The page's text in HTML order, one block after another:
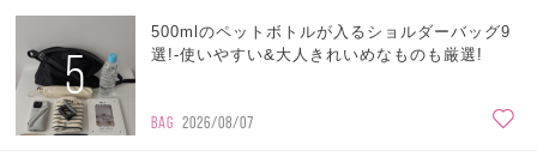
5
500mlのペットボトルが入るショルダーバッグ9
選!-使いやすい&大人きれいめなものも厳選!
BAG 2026/08/07